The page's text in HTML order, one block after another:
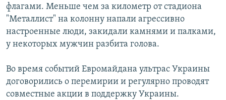
флагами. Меньше чем за километр от стадиона
"Металлист" на колонну напали агрессивно
настроенные люди, закидали камнями и палками,
у некоторых мужчин разбита голова.
Во время событий Евромайдана ультрас Украины
договорились о перемирии и регулярно проводят
совместные акции в поддержку Украины.